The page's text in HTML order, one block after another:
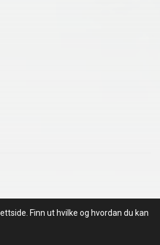
DET VI LOVER
Finn ut hvilke og hvordan du kan